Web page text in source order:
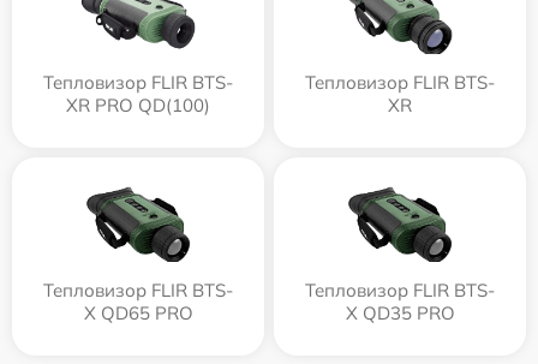
Тепловизор FLIR BTS-
XR PRO QD(100)
Тепловизор FLIR BTS-
XR
Тепловизор FLIR BTS-
X QD65 PRO
Тепловизор FLIR BTS-
X QD35 PRO